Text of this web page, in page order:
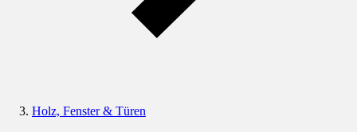
Holz, Fenster & Türen